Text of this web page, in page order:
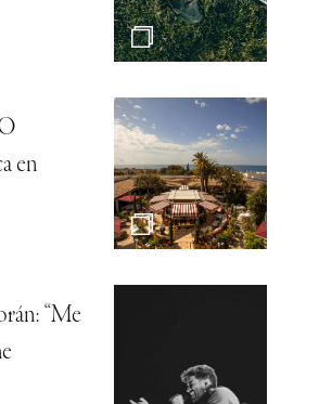
en
“Me